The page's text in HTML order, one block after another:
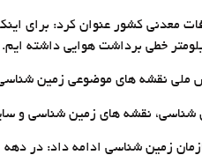
های زمین شناسی و سایر اطلاعات است و بر